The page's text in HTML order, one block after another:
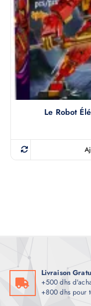
Le Robot
Livraison
+500 dhs
+800 dhs pour